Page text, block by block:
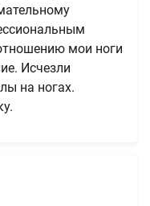
мои ноги
Исчезли
на ногах.